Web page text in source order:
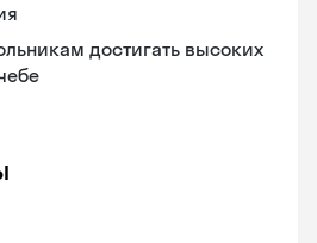
достигать высоких